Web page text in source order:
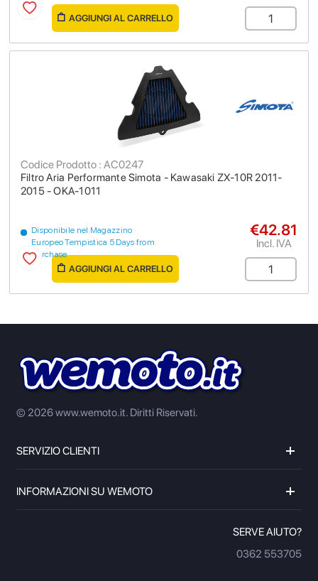
AGGIUNGI AL CARRELLO
Filtro Aria Performante Simota - Kawasaki ZX-10R 2011-
2015 - OKA-1011
Codice Prodotto : AC0247
Disponibile nel Magazzino
Europeo Tempistica 5 Days from
purchase
€42.81
Incl. IVA
AGGIUNGI AL CARRELLO
© 2026 www.wemoto.it. Diritti Riservati.
SERVIZIO CLIENTI
INFORMAZIONI SU WEMOTO
SERVE AIUTO?
0362 553705